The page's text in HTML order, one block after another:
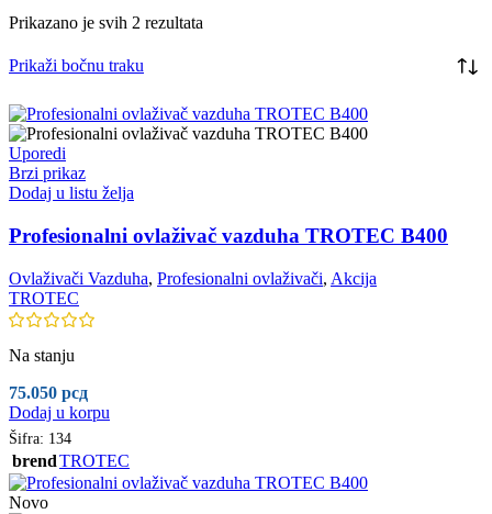
Prikazano je svih 2 rezultata
Prikaži bočnu traku
Uporedi
Brzi prikaz
Dodaj u listu želja
Profesionalni ovlaživač vazduha TROTEC B400
Ovlaživači Vazduha, Profesionalni ovlaživači, Akcija
TROTEC
Na stanju
75.050 рсд
Dodaj u korpu
Šifra: 134
brendTROTEC
Novo